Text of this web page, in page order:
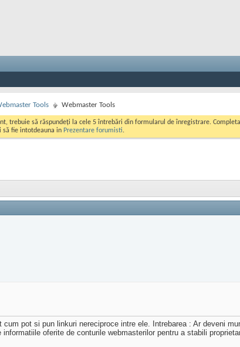
Tools Webmaster Tools
trebuie să răspundeți la cele 5 întrebări din formularul de înregistrare.
să fie intotdeauna in Prezentare forumisti.
pot si pun linkuri nereciproce intre ele. Intrebarea : Ar deveni
oferite de conturile webmasterilor pentru a stabili